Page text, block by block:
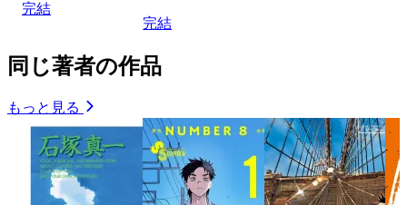
完結
完結
同じ著者の作品
もっと見る